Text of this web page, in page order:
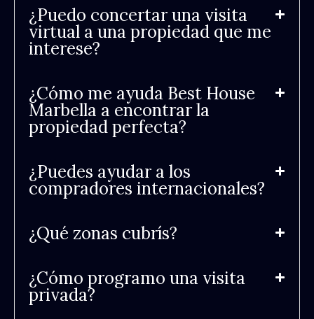
¿Puedo concertar una visita
virtual a una propiedad que me
interese?
¿Cómo me ayuda Best House
Marbella a encontrar la
propiedad perfecta?
¿Puedes ayudar a los
compradores internacionales?
¿Qué zonas cubrís?
¿Cómo programo una visita
privada?